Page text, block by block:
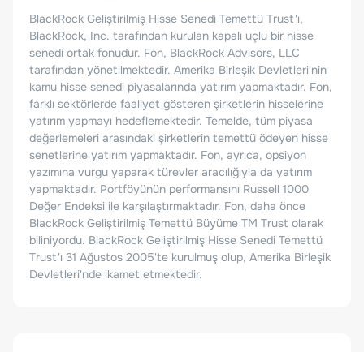
BlackRock Geliştirilmiş Hisse Senedi Temettü Trust'ı,
BlackRock, Inc. tarafından kurulan kapalı uçlu bir hisse
senedi ortak fonudur. Fon, BlackRock Advisors, LLC
tarafından yönetilmektedir. Amerika Birleşik Devletleri'nin
kamu hisse senedi piyasalarında yatırım yapmaktadır. Fon,
farklı sektörlerde faaliyet gösteren şirketlerin hisselerine
yatırım yapmayı hedeflemektedir. Temelde, tüm piyasa
değerlemeleri arasındaki şirketlerin temettü ödeyen hisse
senetlerine yatırım yapmaktadır. Fon, ayrıca, opsiyon
yazımına vurgu yaparak türevler aracılığıyla da yatırım
yapmaktadır. Portföyünün performansını Russell 1000
Değer Endeksi ile karşılaştırmaktadır. Fon, daha önce
BlackRock Geliştirilmiş Temettü Büyüme TM Trust olarak
biliniyordu. BlackRock Geliştirilmiş Hisse Senedi Temettü
Trust'ı 31 Ağustos 2005'te kurulmuş olup, Amerika Birleşik
Devletleri'nde ikamet etmektedir.